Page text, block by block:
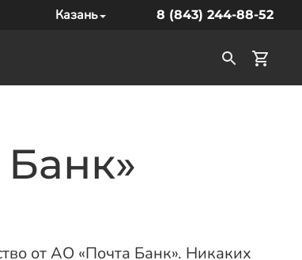
Казань 8 (843) 244-88-52
от АО «Почта Банк». Никаких